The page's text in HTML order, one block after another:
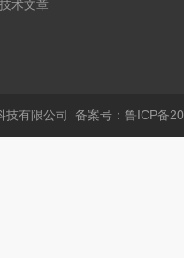
技术文章
技有限公司 备案号：鲁ICP备